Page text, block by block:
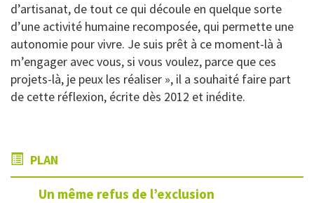
d’artisanat, de tout ce qui découle en quelque sorte
d’une activité humaine recomposée, qui permette une
autonomie pour vivre. Je suis prêt à ce moment-là à
m’engager avec vous, si vous voulez, parce que ces
projets-là, je peux les réaliser », il a souhaité faire part
de cette réflexion, écrite dès 2012 et inédite.
PLAN
Un même refus de l’exclusion